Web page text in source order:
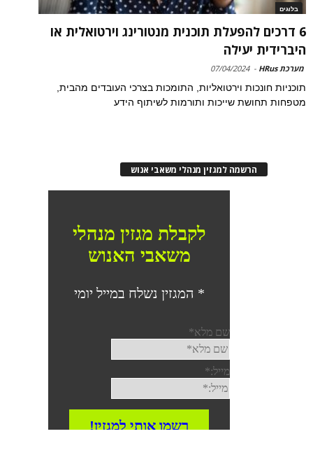
בלוגים
6 דרכים להפעלת תוכנית מנטורינג וירטואלית או
היברידית יעילה
מערכת HRus -
07/04/2024
תוכניות חונכות וירטואליות, התומכות בצרכי העובדים מהבית,
מטפחות תחושת שייכות ותורמות לשיתוף הידע
הרשמה למגזין מנהלי משאבי אנוש